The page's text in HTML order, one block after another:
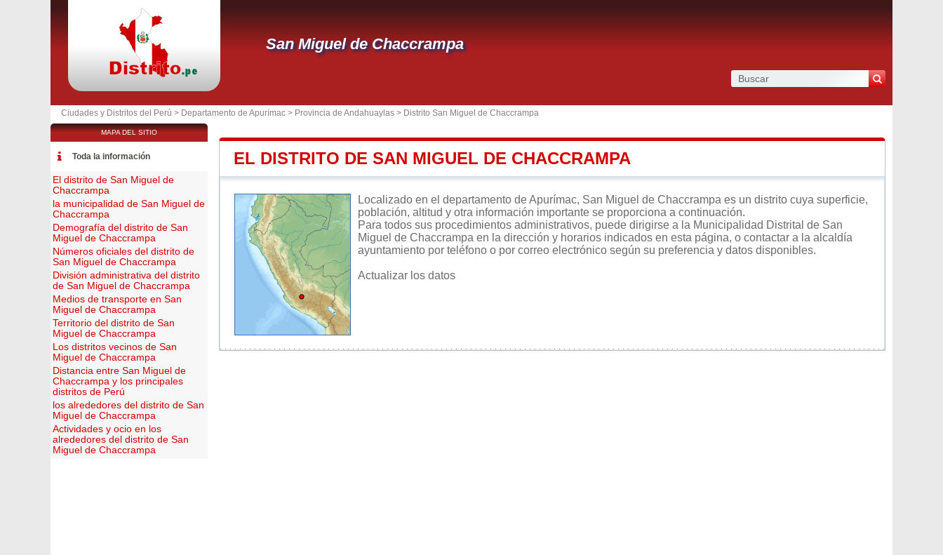
San Miguel de Chaccrampa
Ciudades y Distritos del Perú > Departamento de Apurímac > Provincia de Andahuaylas > Distrito San Miguel de Chaccrampa
EL DISTRITO DE SAN MIGUEL DE CHACCRAMPA
Localizado en el departamento de Apurímac, San Miguel de Chaccrampa es un distrito cuya superficie,
población, altitud y otra información importante se proporciona a continuación.
Para todos sus procedimientos administrativos, puede dirigirse a la Municipalidad Distrital de San
Miguel de Chaccrampa en la dirección y horarios indicados en esta página, o contactar a la alcaldía
ayuntamiento por teléfono o por correo electrónico según su preferencia y datos disponibles.
Actualizar los datos
MAPA DEL SITIO
Toda la información
El distrito de San Miguel de
Chaccrampa
la municipalidad de San Miguel de
Chaccrampa
Demografía del distrito de San
Miguel de Chaccrampa
Números oficiales del distrito de
San Miguel de Chaccrampa
División administrativa del distrito
de San Miguel de Chaccrampa
Medios de transporte en San
Miguel de Chaccrampa
Territorio del distrito de San
Miguel de Chaccrampa
Los distritos vecinos de San
Miguel de Chaccrampa
Distancia entre San Miguel de
Chaccrampa y los principales
distritos de Perú
los alrededores del distrito de San
Miguel de Chaccrampa
Actividades y ocio en los
alrededores del distrito de San
Miguel de Chaccrampa